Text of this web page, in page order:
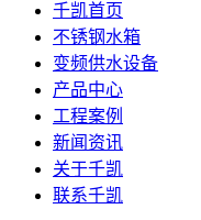
千凯首页
不锈钢水箱
变频供水设备
产品中心
工程案例
新闻资讯
关于千凯
联系千凯